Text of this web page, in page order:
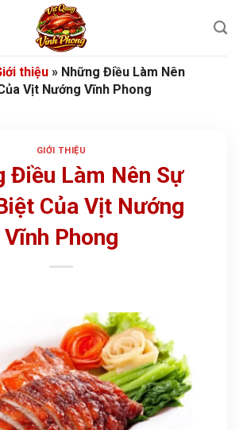
thiệu » Những Điều Làm Nên
Vịt Nướng Vĩnh Phong
GIỚI THIỆU
Điều Làm Nên Sự
Của Vịt Nướng
Vĩnh Phong